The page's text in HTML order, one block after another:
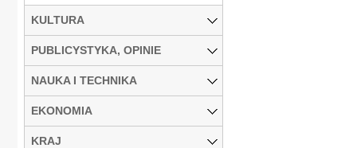
KULTURA
PUBLICYSTYKA, OPINIE
NAUKA I TECHNIKA
EKONOMIA
KRAJ